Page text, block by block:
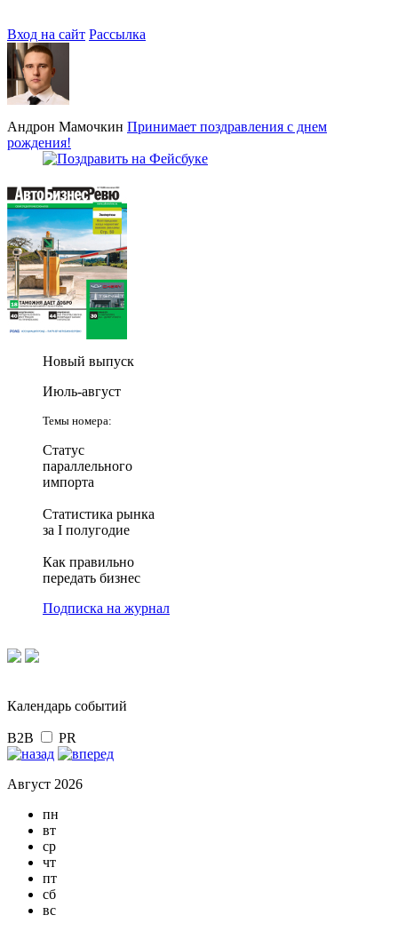
Вход на сайт Рассылка
Андрон Мамочкин Принимает поздравления с днем
рождения!
Новый выпуск
Июль-август
Темы номера:
Статус
параллельного
импорта
Статистика рынка
за I полугодие
Как правильно
передать бизнес
Подписка на журнал
Календарь событий
B2B PR
Август 2026
пн
вт
ср
чт
пт
сб
вс